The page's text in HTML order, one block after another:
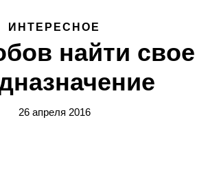
ИНТЕРЕСНОЕ
найти свое
26 апреля 2016